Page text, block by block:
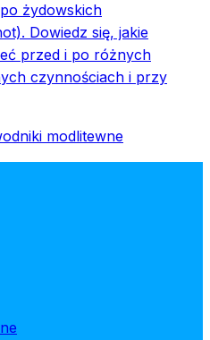
żydowskich
Dowiedz się, jakie
przed i po różnych
czynnościach i przy
modlitewne